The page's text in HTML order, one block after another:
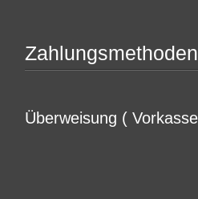
Zahlungsmethoden
Überweisung (